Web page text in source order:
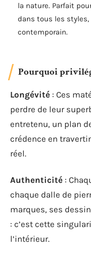
la nature. Parfait
dans tous les
contemporain.
Pourquoi
Longévité : Ces
perdre de leur
entretenu, un plan
crédence en
réel.
Authenticité :
chaque dalle de
marques, ses
: c’est cette
l’intérieur.